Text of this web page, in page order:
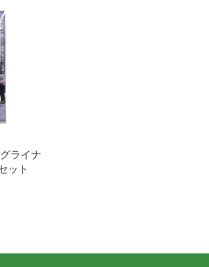
ライナ
ット